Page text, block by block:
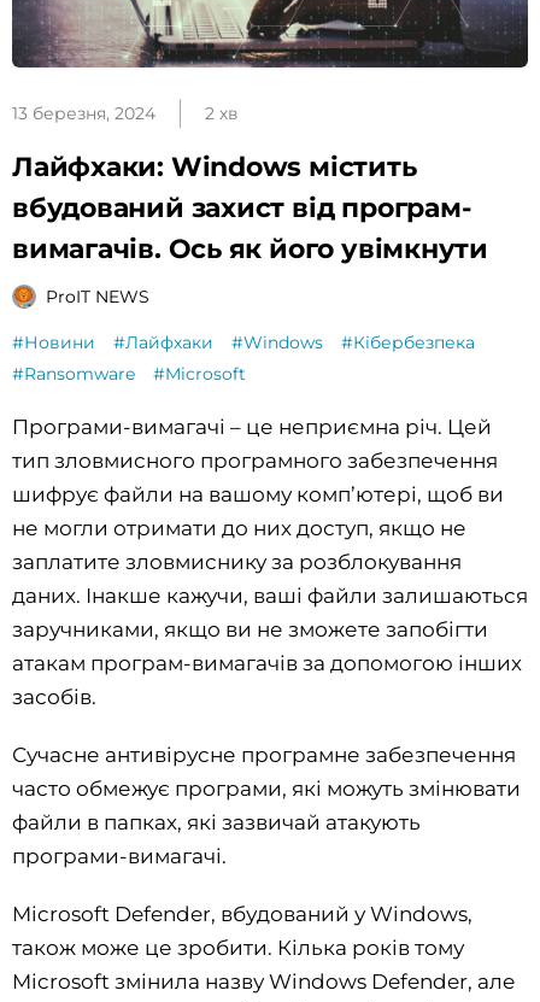
13 березня, 2024 2 хв
Лайфхаки: Windows містить
вбудований захист від програм-
вимагачів. Ось як його увімкнути
ProIT NEWS
#Новини #Лайфхаки #Windows
#Кібербезпека
#Ransomware
#Microsoft
Програми-вимагачі – це неприємна річ. Цей
тип зловмисного програмного забезпечення
шифрує файли на вашому комп’ютері, щоб ви
не могли отримати до них доступ, якщо не
заплатите зловмиснику за розблокування
даних. Інакше кажучи, ваші файли залишаються
заручниками, якщо ви не зможете запобігти
атакам програм-вимагачів за допомогою інших
засобів.
Сучасне антивірусне програмне забезпечення
часто обмежує програми, які можуть змінювати
файли в папках, які зазвичай атакують
програми-вимагачі.
Microsoft Defender, вбудований у Windows,
також може це зробити. Кілька років тому
Microsoft змінила назву Windows Defender, але